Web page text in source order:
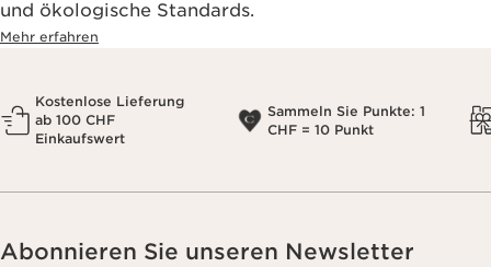
und ökologische Standards.
Mehr erfahren
Kostenlose Lieferung
ab 100 CHF
Einkaufswert
Sammeln Sie Punkte: 1
CHF = 10 Punkt
Abonnieren Sie unseren Newsletter